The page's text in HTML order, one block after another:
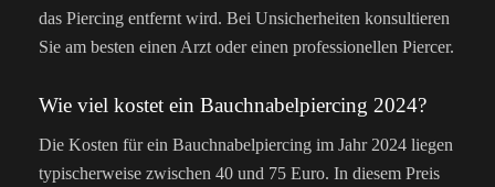
das Piercing entfernt wird. Bei Unsicherheiten konsultieren
Sie am besten einen Arzt oder einen professionellen Piercer.
Wie viel kostet ein Bauchnabelpiercing 2024?
Die Kosten für ein Bauchnabelpiercing im Jahr 2024 liegen
typischerweise zwischen 40 und 75 Euro. In diesem Preis